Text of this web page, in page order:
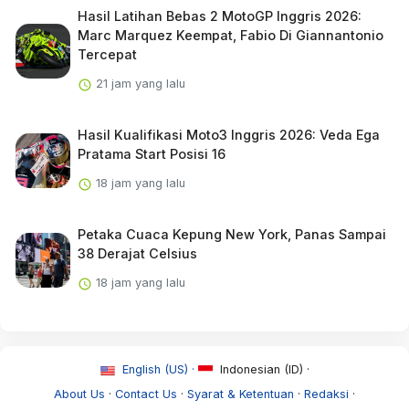
Hasil Latihan Bebas 2 MotoGP Inggris 2026:
Marc Marquez Keempat, Fabio Di Giannantonio
Tercepat
21 jam yang lalu
Hasil Kualifikasi Moto3 Inggris 2026: Veda Ega
Pratama Start Posisi 16
18 jam yang lalu
Petaka Cuaca Kepung New York, Panas Sampai
38 Derajat Celsius
18 jam yang lalu
English (US) ·
Indonesian (ID) ·
About Us · Contact Us · Syarat & Ketentuan · Redaksi ·